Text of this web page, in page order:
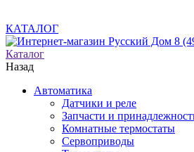
КАТАЛОГ
8
Каталог
Назад
Автоматика
Датчики и реле
Запчасти и
Комнатные термостаты
Сервоприводы